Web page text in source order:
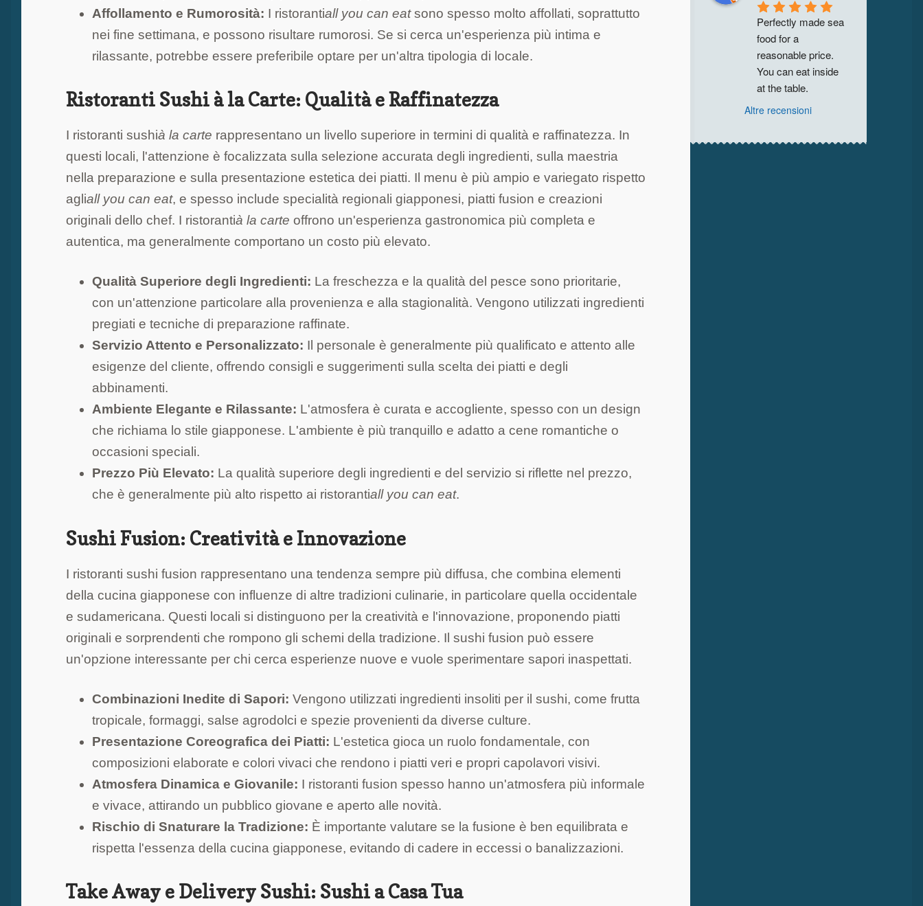
Affollamento e Rumorosità: I ristorantiall you can eatsono spesso molto affollati, soprattutto
nei fine settimana, e possono risultare rumorosi. Se si cerca un'esperienza più intima e
rilassante, potrebbe essere preferibile optare per un'altra tipologia di locale.
Ristoranti Sushi à la Carte: Qualità e Raffinatezza
I ristoranti sushià la carte rappresentano un livello superiore in termini di qualità e raffinatezza. In
questi locali, l'attenzione è focalizzata sulla selezione accurata degli ingredienti, sulla maestria
nella preparazione e sulla presentazione estetica dei piatti. Il menu è più ampio e variegato rispetto
agliall you can eat, e spesso include specialità regionali giapponesi, piatti fusion e creazioni
originali dello chef. I ristorantià la carte offrono un'esperienza gastronomica più completa e
autentica, ma generalmente comportano un costo più elevato.
Qualità Superiore degli Ingredienti: La freschezza e la qualità del pesce sono prioritarie,
con un'attenzione particolare alla provenienza e alla stagionalità. Vengono utilizzati ingredienti
pregiati e tecniche di preparazione raffinate.
Servizio Attento e Personalizzato: Il personale è generalmente più qualificato e attento alle
esigenze del cliente, offrendo consigli e suggerimenti sulla scelta dei piatti e degli
abbinamenti.
Ambiente Elegante e Rilassante: L'atmosfera è curata e accogliente, spesso con un design
che richiama lo stile giapponese. L'ambiente è più tranquillo e adatto a cene romantiche o
occasioni speciali.
Prezzo Più Elevato: La qualità superiore degli ingredienti e del servizio si riflette nel prezzo,
che è generalmente più alto rispetto ai ristorantiall you can eat.
Sushi Fusion: Creatività e Innovazione
I ristoranti sushi fusion rappresentano una tendenza sempre più diffusa, che combina elementi
della cucina giapponese con influenze di altre tradizioni culinarie, in particolare quella occidentale
e sudamericana. Questi locali si distinguono per la creatività e l'innovazione, proponendo piatti
originali e sorprendenti che rompono gli schemi della tradizione. Il sushi fusion può essere
un'opzione interessante per chi cerca esperienze nuove e vuole sperimentare sapori inaspettati.
Combinazioni Inedite di Sapori: Vengono utilizzati ingredienti insoliti per il sushi, come frutta
tropicale, formaggi, salse agrodolci e spezie provenienti da diverse culture.
Presentazione Coreografica dei Piatti: L'estetica gioca un ruolo fondamentale, con
composizioni elaborate e colori vivaci che rendono i piatti veri e propri capolavori visivi.
Atmosfera Dinamica e Giovanile: I ristoranti fusion spesso hanno un'atmosfera più informale
e vivace, attirando un pubblico giovane e aperto alle novità.
Rischio di Snaturare la Tradizione: È importante valutare se la fusione è ben equilibrata e
rispetta l'essenza della cucina giapponese, evitando di cadere in eccessi o banalizzazioni.
Take Away e Delivery Sushi: Sushi a Casa Tua
Perfectly made sea
food for a
reasonable price.
You can eat inside
at the table.
Altre recensioni